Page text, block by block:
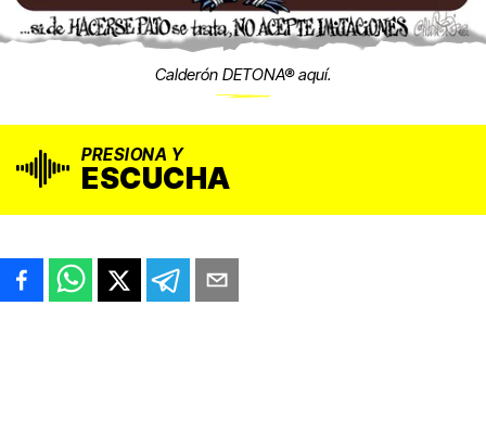
Calderón DETONA® aquí.
PRESIONA Y
ESCUCHA